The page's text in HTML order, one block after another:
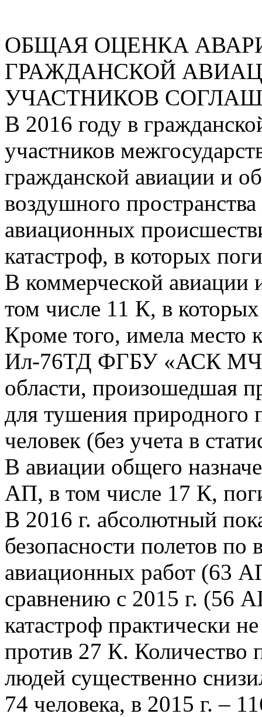
ОБЩАЯ ОЦЕНКА
ГРАЖДАНСКОЙ
УЧАСТНИКОВ
В 2016 году в
участников
гражданской авиации и
воздушного
авиационных
катастроф, в которых
В коммерческой
том числе 11 К, в
Кроме того, имела место
Ил-76ТД ФГБУ «АСК МЧС
области, произошедшая
для тушения природного
человек (без учета в
В авиации общего
АП, в том числе 17 К,
В 2016 г. абсолютный
безопасности полетов по
авиационных работ (63
сравнению с 2015 г. (56
катастроф практически
против 27 К. Количество
людей существенно
74 человека, в 2015 г. –